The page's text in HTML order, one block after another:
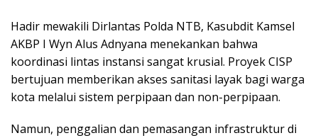
Hadir mewakili Dirlantas Polda NTB, Kasubdit Kamsel
AKBP I Wyn Alus Adnyana menekankan bahwa
koordinasi lintas instansi sangat krusial. Proyek CISP
bertujuan memberikan akses sanitasi layak bagi warga
kota melalui sistem perpipaan dan non-perpipaan.
Namun, penggalian dan pemasangan infrastruktur di